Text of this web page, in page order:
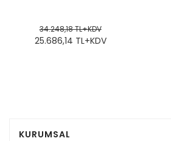
34.248,18 TL+KDV
25.686,14 TL+KDV
KURUMSAL